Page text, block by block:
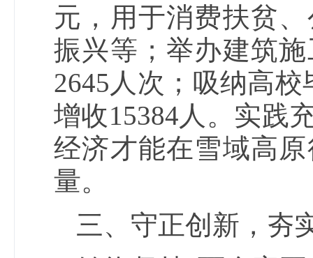
元，用于消费扶贫
振兴等；举办建筑
2645人次；吸纳高
增收15384人。实践
经济才能在雪域高
量。
三、守正创新，夯